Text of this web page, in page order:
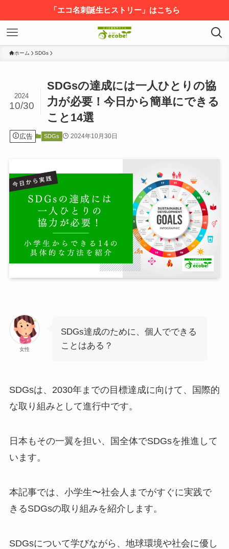
「エコ名刺誕生ヒストリー」はこちら
ホーム SDGs
SDGsの達成には一人ひとりの協
力が必要！今日から簡単にできる
こと14選
2024
10/30
広告 SDGs 2024年10月30日
女性
SDGs達成のために、個人でできる
ことはある？
SDGsは、2030年までの目標達成に向けて、国際的
な取り組みとして進行中です。
日本もその一翼を担い、国全体でSDGsを推進して
います。
本記事では、小学生〜社会人までがすぐに実践で
きるSDGsの取り組みを紹介します。
SDGsについて学びながら、地球環境や社会に優し